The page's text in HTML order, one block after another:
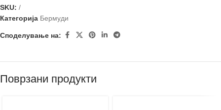
SKU: /
Категорија Бермуди
Споделување на:
Поврзани продукти